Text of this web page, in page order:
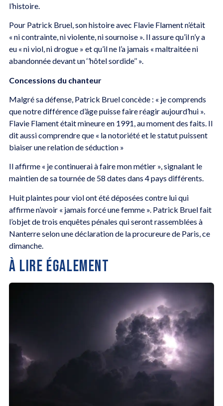
l’histoire.
Pour Patrick Bruel, son histoire avec Flavie Flament n’était
« ni contrainte, ni violente, ni sournoise ». Il assure qu’il n’y a
eu « ni viol, ni drogue » et qu’il ne l’a jamais « maltraitée ni
abandonnée devant un ‘’hôtel sordide’’ ».
Concessions du chanteur
Malgré sa défense, Patrick Bruel concède : « je comprends
que notre différence d’âge puisse faire réagir aujourd’hui ».
Flavie Flament était mineure en 1991, au moment des faits. Il
dit aussi comprendre que « la notoriété et le statut puissent
biaiser une relation de séduction »
Il affirme « je continuerai à faire mon métier », signalant le
maintien de sa tournée de 58 dates dans 4 pays différents.
Huit plaintes pour viol ont été déposées contre lui qui
affirme n’avoir « jamais forcé une femme ». Patrick Bruel fait
l’objet de trois enquêtes pénales qui seront rassemblées à
Nanterre selon une déclaration de la procureure de Paris, ce
dimanche.
À LIRE ÉGALEMENT